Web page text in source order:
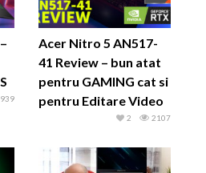
Acer Nitro 5 AN517-
41 Review – bun atat
pentru GAMING cat si
pentru Editare Video
2107
2